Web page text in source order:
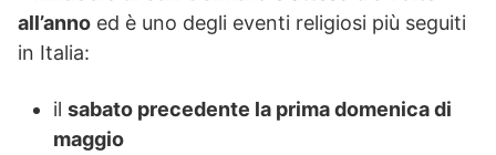
all’anno ed è uno degli eventi religiosi più seguiti
in Italia:
il sabato precedente la prima domenica di
maggio